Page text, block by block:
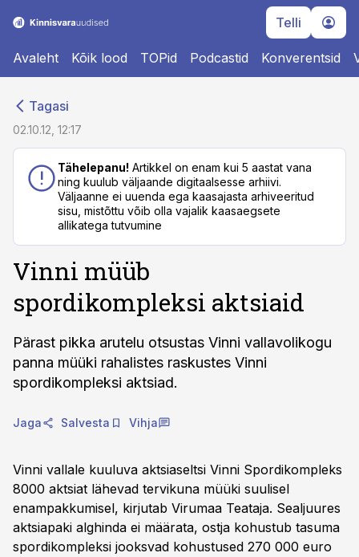
Telli
Avaleht Kõik lood TOPid Podcastid Konverentsid
Tagasi
02.10.12, 12:17
Tähelepanu! Artikkel on enam kui 5 aastat vana
ning kuulub väljaande digitaalsesse arhiivi.
Väljaanne ei uuenda ega kaasajasta arhiveeritud
sisu, mistõttu võib olla vajalik kaasaegsete
allikatega tutvumine
Vinni müüb
spordikompleksi aktsiaid
Pärast pikka arutelu otsustas Vinni vallavolikogu
panna müüki rahalistes raskustes Vinni
spordikompleksi aktsiad.
Jaga Salvesta Vihja
Vinni vallale kuuluva aktsiaseltsi Vinni Spordikompleks
8000 aktsiat lähevad tervikuna müüki suulisel
enampakkumisel, kirjutab Virumaa Teataja. Sealjuures
aktsiapaki alghinda ei määrata, ostja kohustub tasuma
spordikompleksi jooksvad kohustused 270 000 euro